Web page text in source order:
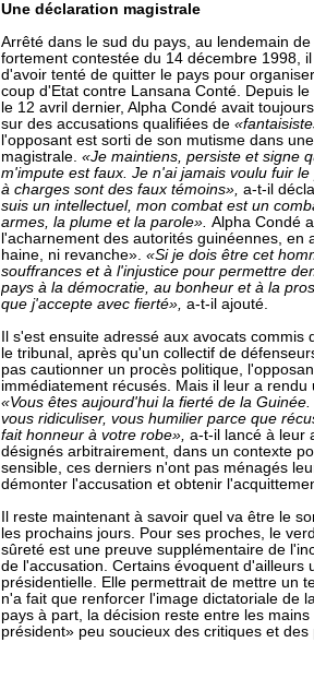
Une déclaration magistrale
Arrêté dans le sud du pays, au lendemain
fortement contestée du 14 décembre 1998,
d'avoir tenté de quitter le pays pour
coup d'Etat contre Lansana Conté. Depuis
le 12 avril dernier, Alpha Condé avait
sur des accusations qualifiées de
l'opposant est sorti de son mutisme dans
magistrale. «Je maintiens, persiste et signe
m'impute est faux. Je n'ai jamais voulu fuir
à charges sont des faux témoins», a-t-il
suis un intellectuel, mon combat est un
armes, la plume et la parole». Alpha Condé
l'acharnement des autorités guinéennes, en
haine, ni revanche». «Si je dois être cet
souffrances et à l'injustice pour permettre
pays à la démocratie, au bonheur et à la
que j'accepte avec fierté», a-t-il ajouté.
Il s'est ensuite adressé aux avocats commis
le tribunal, après qu'un collectif de
pas cautionner un procès politique,
immédiatement récusés. Mais il leur a
«Vous êtes aujourd'hui la fierté de la
vous ridiculiser, vous humilier parce que
fait honneur à votre robe», a-t-il lancé à leur
désignés arbitrairement, dans un contexte
sensible, ces derniers n'ont pas ménagés
démonter l'accusation et obtenir
Il reste maintenant à savoir quel va être le
les prochains jours. Pour ses proches, le
sûreté est une preuve supplémentaire de
de l'accusation. Certains évoquent d'ailleurs
présidentielle. Elle permettrait de mettre un
n'a fait que renforcer l'image dictatoriale de
pays à part, la décision reste entre les
président» peu soucieux des critiques et